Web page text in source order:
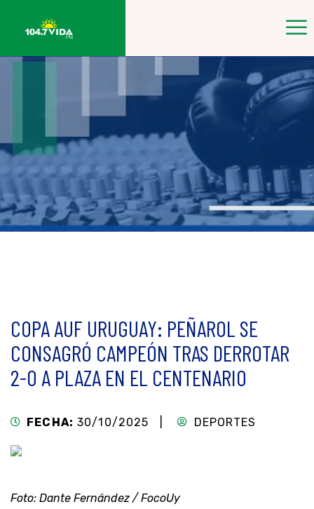
COPA AUF URUGUAY: PEÑAROL SE
CONSAGRÓ CAMPEÓN TRAS DERROTAR
2-0 A PLAZA EN EL CENTENARIO
FECHA: 30/10/2025 | DEPORTES
Foto: Dante Fernández / FocoUy